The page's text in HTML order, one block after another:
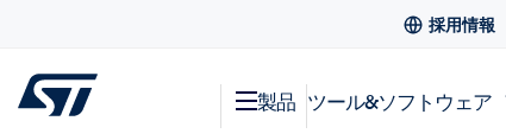
採用情報
製品 ツール&ソフトウェア